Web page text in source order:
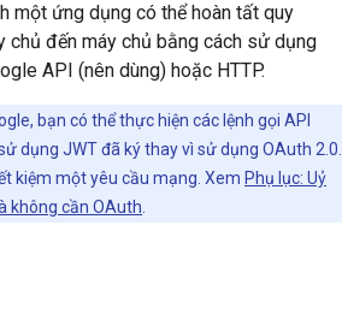
một ứng dụng có thể hoàn tất quy
chủ đến máy chủ bằng cách sử dụng
API (nên dùng) hoặc HTTP.
bạn có thể thực hiện các lệnh gọi API
dụng JWT đã ký thay vì sử dụng OAuth 2.0.
kiệm một yêu cầu mạng. Xem Phụ lục: Uỷ
không cần OAuth